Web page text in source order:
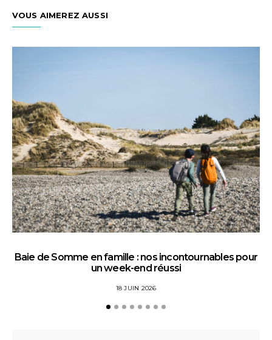
VOUS AIMEREZ AUSSI
Baie de Somme en famille : nos incontournables pour
un week-end réussi
18 JUIN 2026